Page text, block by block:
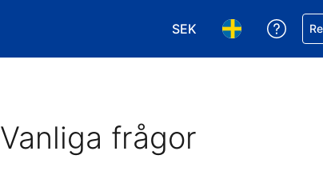
SEK
Välj valuta. DinVälj språk. Ditt
Få
Vanliga frågor